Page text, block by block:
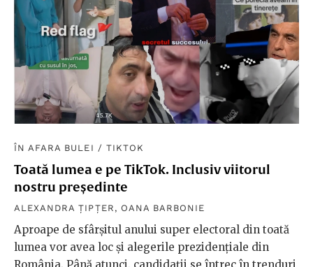
ÎN AFARA BULEI / TIKTOK
Toată lumea e pe TikTok. Inclusiv viitorul
nostru președinte
ALEXANDRA ȚIPȚER , OANA BARBONIE
Aproape de sfârșitul anului super electoral din toată
lumea vor avea loc și alegerile prezidențiale din